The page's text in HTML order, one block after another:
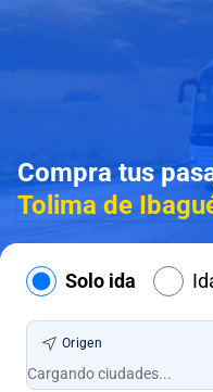
Compra tus
Tolima de
Solo ida
Origen